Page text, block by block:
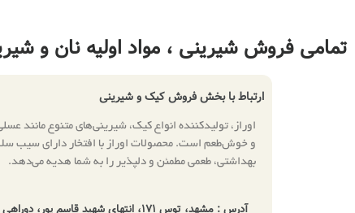
تمامی فروش شیرینی ، مواد اولیه نان و
ارتباط با بخش فروش کیک و شیرینی
اوراز، تولیدکننده انواع کیک، شیرینی‌های متنوع مانند
و خوش‌طعم است. محصولات اوراز با افتخار دارای سیب
بهداشتی، طعمی مطمئن و دلپذیر را به شما هدیه می‌دهد.